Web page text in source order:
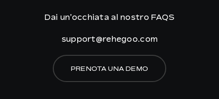
Dai un’occhiata al nostro FAQS
support@rehegoo.com
PRENOTA UNA DEMO